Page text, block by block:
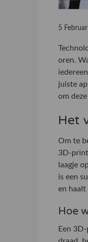
5
oren.
juiste
om
Het
Om te
3D-
laagje
is een
en haalt
Hoe
Een